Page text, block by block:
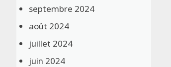
septembre 2024
août 2024
juillet 2024
juin 2024